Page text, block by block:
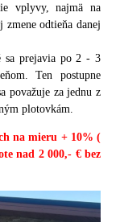
vplyvy, najmä na
odtieňa danej
sa prejavia po 2 - 3
Ten postupne
považuje za jednu z
plotovkám.
na mieru + 10% (
nad 2 000,- € bez